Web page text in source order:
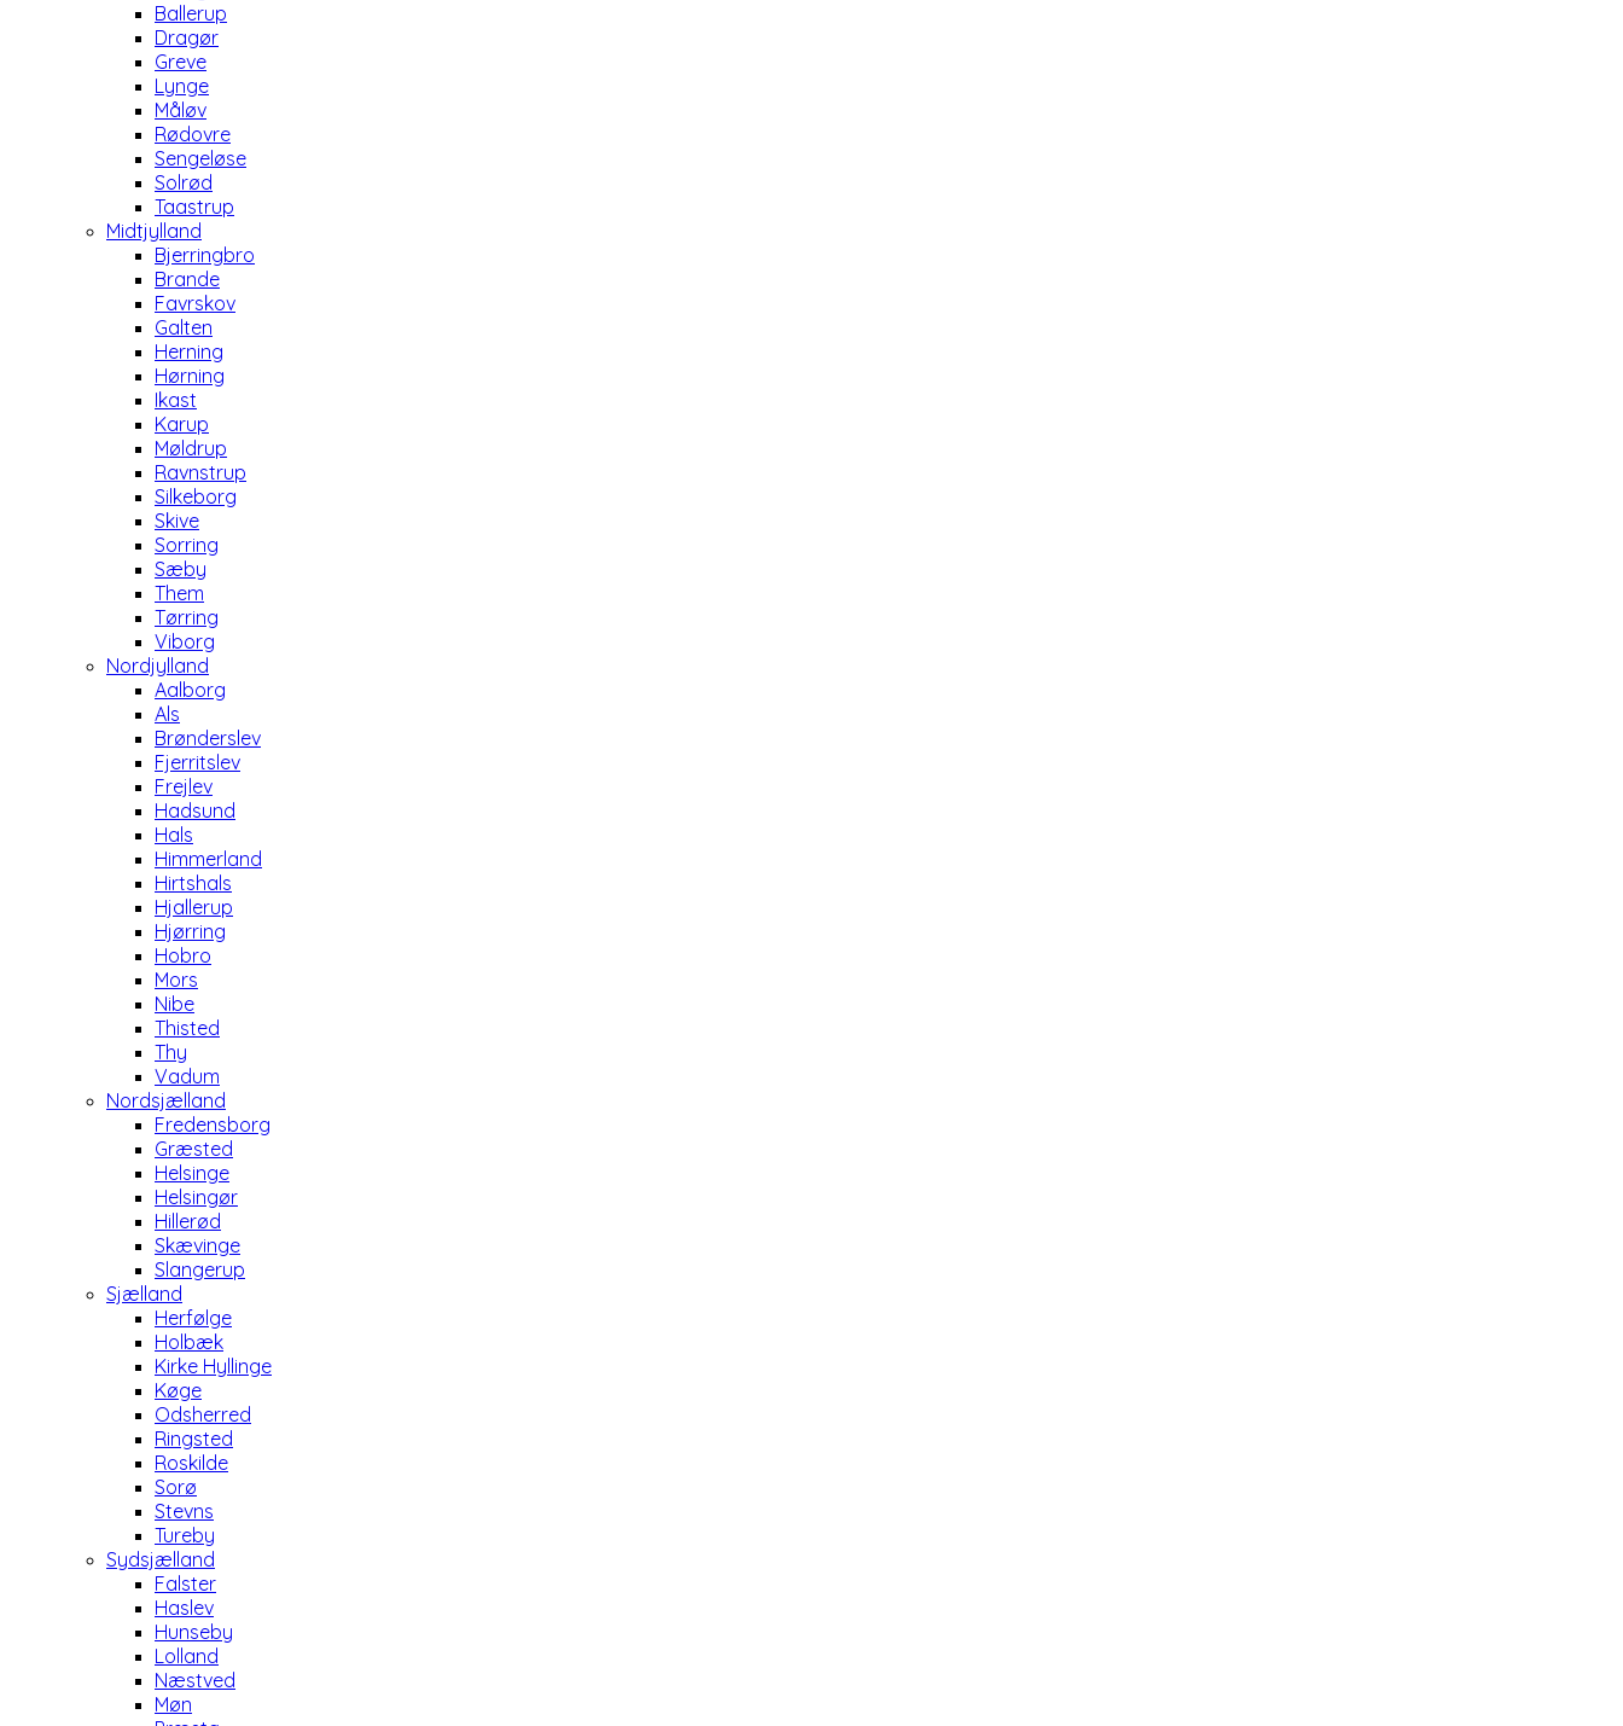
Ballerup
Dragør
Greve
Lynge
Måløv
Rødovre
Sengeløse
Solrød
Taastrup
Midtjylland
Bjerringbro
Brande
Favrskov
Galten
Herning
Hørning
Ikast
Karup
Møldrup
Ravnstrup
Silkeborg
Skive
Sorring
Sæby
Them
Tørring
Viborg
Nordjylland
Aalborg
Als
Brønderslev
Fjerritslev
Frejlev
Hadsund
Hals
Himmerland
Hirtshals
Hjallerup
Hjørring
Hobro
Mors
Nibe
Thisted
Thy
Vadum
Nordsjælland
Fredensborg
Græsted
Helsinge
Helsingør
Hillerød
Skævinge
Slangerup
Sjælland
Herfølge
Holbæk
Kirke Hyllinge
Køge
Odsherred
Ringsted
Roskilde
Sorø
Stevns
Tureby
Sydsjælland
Falster
Haslev
Hunseby
Lolland
Næstved
Møn